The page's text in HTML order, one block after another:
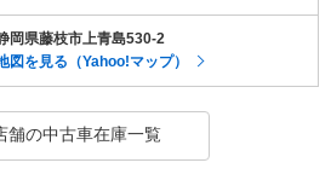
岡県藤枝市上青島530-2
図を見る（Yahoo!マップ）
舗の中古車在庫一覧